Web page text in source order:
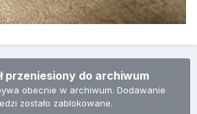
przeniesiony do archiwum
obecnie w archiwum. Dodawanie
zostało zablokowane.